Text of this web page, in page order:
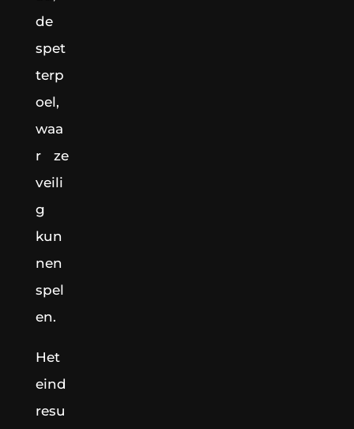
de
spet
terp
oel,
waa
r ze
veili
g
kun
nen
spel
en.
Het
eind
resu